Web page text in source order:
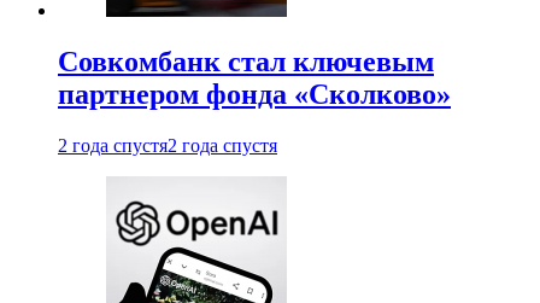
Совкомбанк стал ключевым
партнером фонда «Сколково»
2 года спустя2 года спустя